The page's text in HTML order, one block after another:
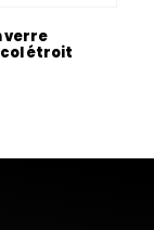
verre
étroit